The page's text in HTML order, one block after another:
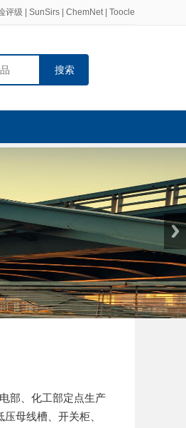
评级 SunSirs ChemNet| Toocle
搜索
部、化工部定点生产
母线槽、开关柜、